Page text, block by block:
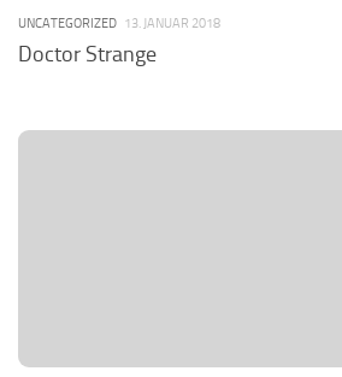
UNCATEGORIZED 13. JANUAR 2018
Doctor Strange